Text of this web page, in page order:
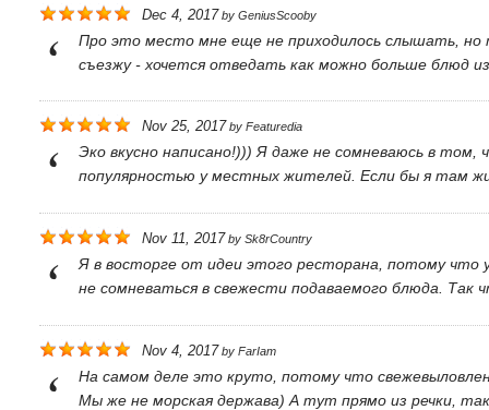
Dec 4, 2017by GeniusScooby
Про это место мне еще не приходилось слышать, но
съезжу - хочется отведать как можно больше блюд
Nov 25, 2017by Featuredia
Эко вкусно написано!))) Я даже не сомневаюсь в
популярностью у местных жителей. Если бы я там
Nov 11, 2017by Sk8rCountry
Я в восторге от идеи этого ресторана, потому что
не сомневаться в свежести подаваемого блюда. Так
Nov 4, 2017by FarIam
На самом деле это круто, потому что
Мы же не морская держава) А тут прямо из речки,